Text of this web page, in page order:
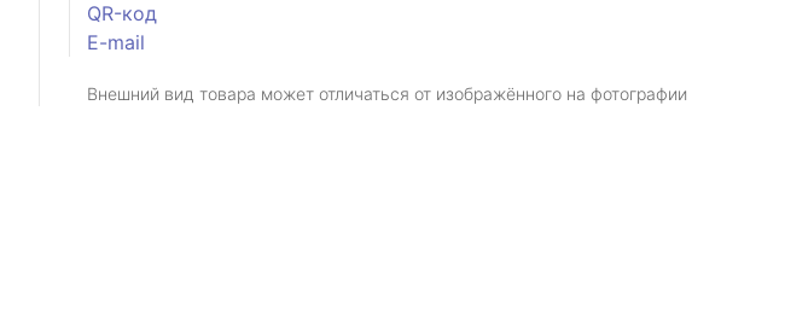
QR-код
E-mail
Внешний вид товара может отличаться от изображённого на фотографии